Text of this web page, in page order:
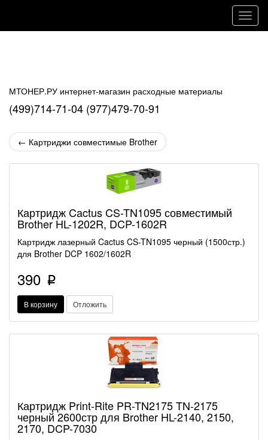
МТОНЕР.РУ интернет-магазин расходные материалы
(499)714-71-04 (977)479-70-91
← Картриджи совместимые Brother
Картридж Cactus CS-TN1095 совместимый
Brother HL-1202R, DCP-1602R
Картридж лазерный Cactus CS-TN1095 черный (1500стр.)
для Brother DCP 1602/1602R
390 p
В корзину Отложить
Картридж Print-Rite PR-TN2175 TN-2175
черный 2600стр для Brother HL-2140, 2150,
2170, DCP-7030